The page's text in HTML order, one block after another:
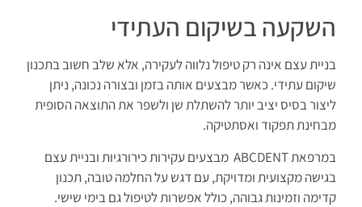
השקעה בשיקום העתידי
בניית עצם אינה רק טיפול נלווה לעקירה, אלא שלב חשוב בתכנון
שיקום עתידי. כאשר מבצעים אותה בזמן ובצורה נכונה, ניתן
ליצור בסיס יציב יותר להשתלת שן ולשפר את התוצאה הסופית
מבחינת תפקוד ואסתטיקה.
במרפאת ABCDENT מבצעים עקירות כירורגיות ובניית עצם
בגישה מקצועית ומדויקת, עם דגש על החלמה טובה, תכנון
קדימה וזמינות גבוהה, כולל אפשרות לטיפול גם בימי שישי.